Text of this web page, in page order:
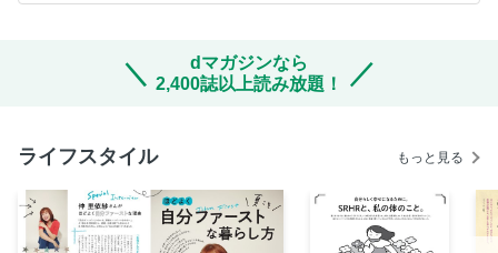
dマガジンなら
2,400誌以上読み放題！
ライフスタイル もっと見る